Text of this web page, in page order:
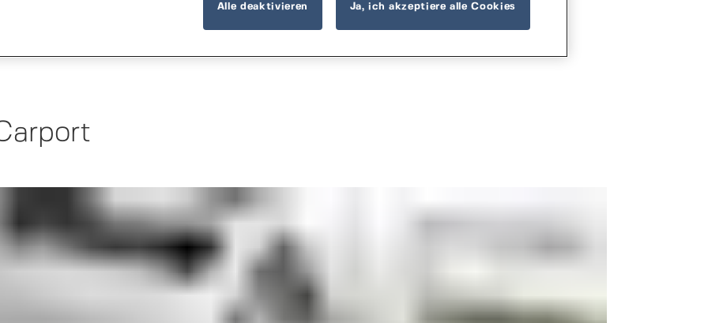
Alle deaktivieren Ja, ich akzeptiere alle Cookies